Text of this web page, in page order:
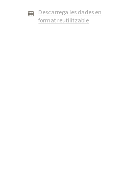
Descarrega les dades en
format reutilitzable